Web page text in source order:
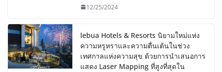
12/25/2024
lebua Hotels & Resorts นิยามใหม่แห่ง
ความหรูหราและความตื่นเต้นในช่วง
เทศกาลแห่งความสุข ด้วยการนำเสนอการ
แสดง Laser Mapping ที่สูงที่สุดใน